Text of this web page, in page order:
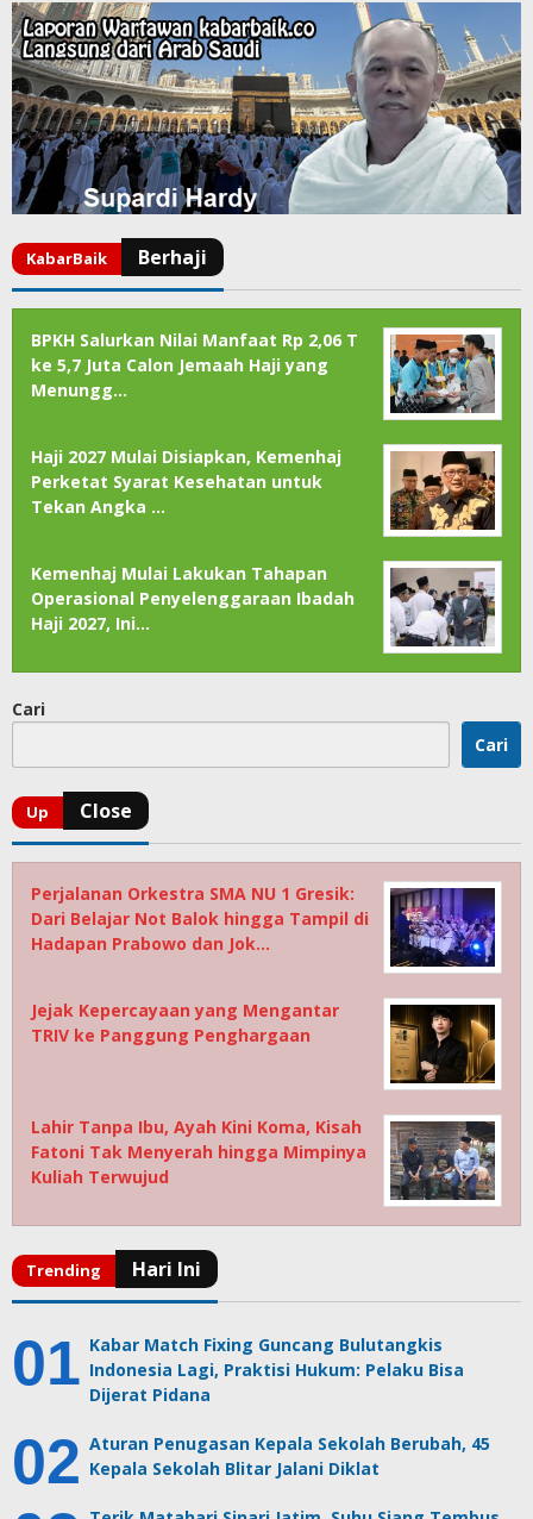
BPKH Salurkan Nilai Manfaat Rp 2,06 T
ke 5,7 Juta Calon Jemaah Haji yang
Menungg…
Haji 2027 Mulai Disiapkan, Kemenhaj
Perketat Syarat Kesehatan untuk
Tekan Angka …
Kemenhaj Mulai Lakukan Tahapan
Operasional Penyelenggaraan Ibadah
Haji 2027, Ini…
Cari
Cari
Perjalanan Orkestra SMA NU 1 Gresik:
Dari Belajar Not Balok hingga Tampil di
Hadapan Prabowo dan Jok…
Jejak Kepercayaan yang Mengantar
TRIV ke Panggung Penghargaan
Lahir Tanpa Ibu, Ayah Kini Koma, Kisah
Fatoni Tak Menyerah hingga Mimpinya
Kuliah Terwujud
Kabar Match Fixing Guncang Bulutangkis
Indonesia Lagi, Praktisi Hukum: Pelaku Bisa
Dijerat Pidana
Aturan Penugasan Kepala Sekolah Berubah, 45
Kepala Sekolah Blitar Jalani Diklat